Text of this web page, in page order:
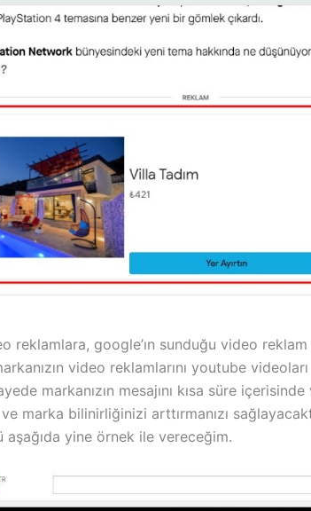
reklamlara, google’ın sunduğu video reklam
video reklamlarını youtube
markanızın mesajını kısa süre içerisinde
ve marka bilinirliğinizi arttırmanızı
aşağıda yine örnek ile vereceğim.